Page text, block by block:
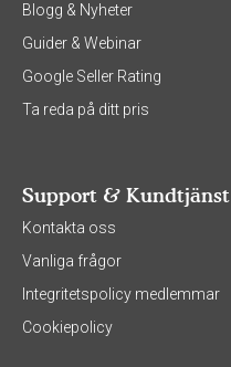
Blogg & Nyheter
Guider & Webinar
Google Seller Rating
Ta reda på ditt pris
Support & Kundtjänst
Kontakta oss
Vanliga frågor
Integritetspolicy medlemmar
Cookiepolicy